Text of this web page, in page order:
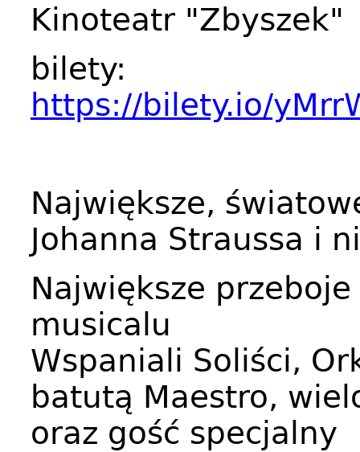
Kinoteatr "Zbyszek"
bilety:
https://bilety.io/
Największe,
Johanna Straussa i
Największe
musicalu
Wspaniali Soliści,
batutą Maestro,
oraz gość specjalny